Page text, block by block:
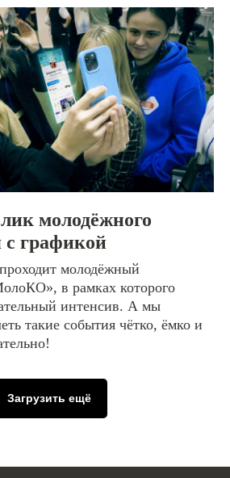
молодёжного
с графикой
молодёжный
в рамках которого
интенсив. А мы
такие события чётко, ёмко и
Загрузить ещё
тебя